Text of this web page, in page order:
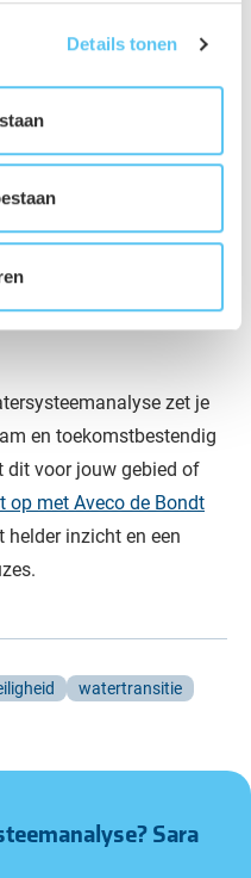
Details tonen
uitvoeren?
zet je
en toekomstbestendig
dit voor jouw gebied of
op met Aveco de Bondt
helder inzicht en een
watertransitie
Sara